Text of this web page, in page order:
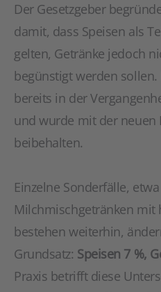
Der Gesetzgeber
damit, dass Speisen als
gelten, Getränke jedoch
begünstigt werden
bereits in der
und wurde mit der neuen
beibehalten.
Einzelne Sonderfälle,
Milchmischgetränken mit
bestehen weiterhin,
Grundsatz: Speisen 7 %,
Praxis betrifft diese